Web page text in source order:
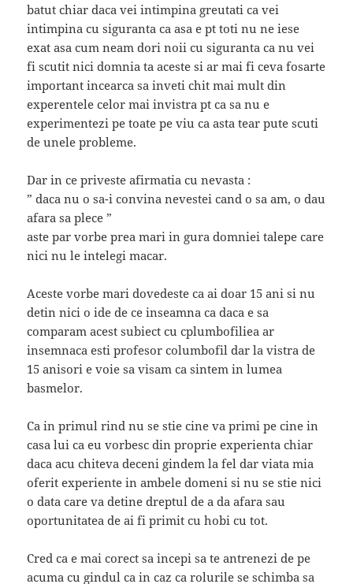
batut chiar daca vei intimpina greutati ca vei
intimpina cu siguranta ca asa e pt toti nu ne iese
exat asa cum neam dori noii cu siguranta ca nu vei
fi scutit nici domnia ta aceste si ar mai fi ceva fosarte
important incearca sa inveti chit mai mult din
experentele celor mai invistra pt ca sa nu e
experimentezi pe toate pe viu ca asta tear pute scuti
de unele probleme.
Dar in ce priveste afirmatia cu nevasta :
” daca nu o sa-i convina nevestei cand o sa am, o dau
afara sa plece ”
aste par vorbe prea mari in gura domniei talepe care
nici nu le intelegi macar.
Aceste vorbe mari dovedeste ca ai doar 15 ani si nu
detin nici o ide de ce inseamna ca daca e sa
comparam acest subiect cu cplumbofiliea ar
insemnaca esti profesor columbofil dar la vistra de
15 anisori e voie sa visam ca sintem in lumea
basmelor.
Ca in primul rind nu se stie cine va primi pe cine in
casa lui ca eu vorbesc din proprie experienta chiar
daca acu chiteva deceni gindem la fel dar viata mia
oferit experiente in ambele domeni si nu se stie nici
o data care va detine dreptul de a da afara sau
oportunitatea de ai fi primit cu hobi cu tot.
Cred ca e mai corect sa incepi sa te antrenezi de pe
acuma cu gindul ca in caz ca rolurile se schimba sa